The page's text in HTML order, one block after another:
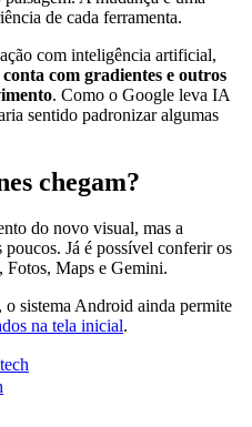
de cada ferramenta.
com inteligência artificial,
com gradientes e outros
. Como o Google leva IA
sentido padronizar algumas
chegam?
do novo visual, mas a
Já é possível conferir os
Fotos, Maps e Gemini.
sistema Android ainda permite
na tela inicial.